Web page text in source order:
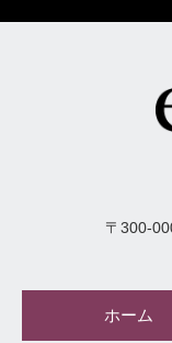
〒 300-
ホーム